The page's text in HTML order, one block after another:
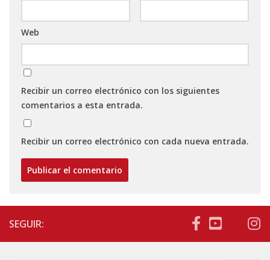
Web
Recibir un correo electrónico con los siguientes
comentarios a esta entrada.
Recibir un correo electrónico con cada nueva entrada.
SEGUIR: